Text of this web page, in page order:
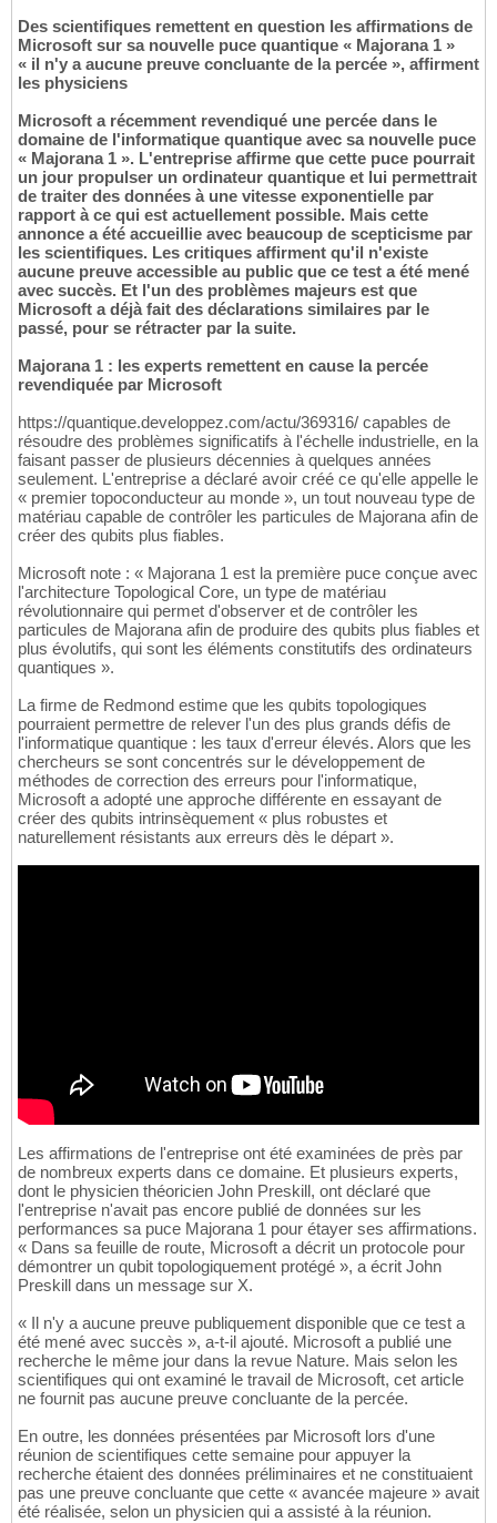
Des scientifiques remettent en question les affirmations de
Microsoft sur sa nouvelle puce quantique « Majorana 1 »
« il n'y a aucune preuve concluante de la percée », affirment
les physiciens
Microsoft a récemment revendiqué une percée dans le
domaine de l'informatique quantique avec sa nouvelle puce
« Majorana 1 ». L'entreprise affirme que cette puce pourrait
un jour propulser un ordinateur quantique et lui permettrait
de traiter des données à une vitesse exponentielle par
rapport à ce qui est actuellement possible. Mais cette
annonce a été accueillie avec beaucoup de scepticisme par
les scientifiques. Les critiques affirment qu'il n'existe
aucune preuve accessible au public que ce test a été mené
avec succès. Et l'un des problèmes majeurs est que
Microsoft a déjà fait des déclarations similaires par le
passé, pour se rétracter par la suite.
Majorana 1 : les experts remettent en cause la percée
revendiquée par Microsoft
https://quantique.developpez.com/actu/369316/ capables de
résoudre des problèmes significatifs à l'échelle industrielle, en la
faisant passer de plusieurs décennies à quelques années
seulement. L'entreprise a déclaré avoir créé ce qu'elle appelle le
« premier topoconducteur au monde », un tout nouveau type de
matériau capable de contrôler les particules de Majorana afin de
créer des qubits plus fiables.
Microsoft note : « Majorana 1 est la première puce conçue avec
l'architecture Topological Core, un type de matériau
révolutionnaire qui permet d'observer et de contrôler les
particules de Majorana afin de produire des qubits plus fiables et
plus évolutifs, qui sont les éléments constitutifs des ordinateurs
quantiques ».
La firme de Redmond estime que les qubits topologiques
pourraient permettre de relever l'un des plus grands défis de
l'informatique quantique : les taux d'erreur élevés. Alors que les
chercheurs se sont concentrés sur le développement de
méthodes de correction des erreurs pour l'informatique,
Microsoft a adopté une approche différente en essayant de
créer des qubits intrinsèquement « plus robustes et
naturellement résistants aux erreurs dès le départ ».
Les affirmations de l'entreprise ont été examinées de près par
de nombreux experts dans ce domaine. Et plusieurs experts,
dont le physicien théoricien John Preskill, ont déclaré que
l'entreprise n'avait pas encore publié de données sur les
performances sa puce Majorana 1 pour étayer ses affirmations.
« Dans sa feuille de route, Microsoft a décrit un protocole pour
démontrer un qubit topologiquement protégé », a écrit John
Preskill dans un message sur X.
« Il n'y a aucune preuve publiquement disponible que ce test a
été mené avec succès », a-t-il ajouté. Microsoft a publié une
recherche le même jour dans la revue Nature. Mais selon les
scientifiques qui ont examiné le travail de Microsoft, cet article
ne fournit pas aucune preuve concluante de la percée.
En outre, les données présentées par Microsoft lors d'une
réunion de scientifiques cette semaine pour appuyer la
recherche étaient des données préliminaires et ne constituaient
pas une preuve concluante que cette « avancée majeure » avait
été réalisée, selon un physicien qui a assisté à la réunion.